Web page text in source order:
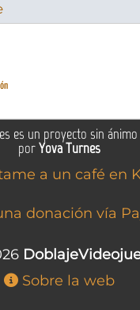
es un proyecto sin
porYova Turnes
a un café en
donación vía
Sobre la web